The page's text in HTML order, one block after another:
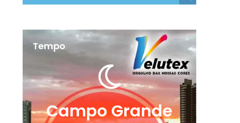
Tempo
Campo Grande